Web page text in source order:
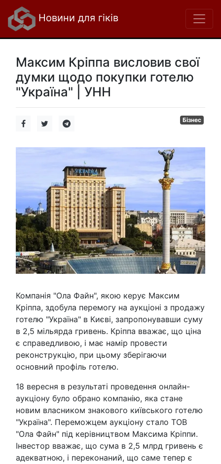
Новини для гіків
Максим Кріппа висловив свої
думки щодо покупки готелю
"Україна" | УНН
Бізнес
Компанія "Ола Файн", якою керує Максим
Кріппа, здобула перемогу на аукціоні з продажу
готелю "Україна" в Києві, запропонувавши суму
в 2,5 мільярда гривень. Кріппа вважає, що ціна
є справедливою, і має намір провести
реконструкцію, при цьому зберігаючи
основний профіль готелю.
18 вересня в результаті проведення онлайн-
аукціону було обрано компанію, яка стане
новим власником знакового київського готелю
"Україна". Переможцем аукціону стало ТОВ
"Ола Файн" під керівництвом Максима Кріппи.
Інвестор вважає, що сума в 2,5 млрд гривень є
адекватною, і переконаний, що саме тепер є